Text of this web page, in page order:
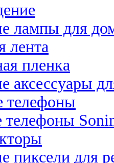
лампы для
лента
пленка
аксессуары
телефоны
пиксели для